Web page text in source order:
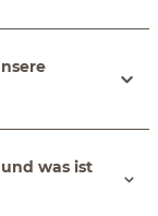
was ist